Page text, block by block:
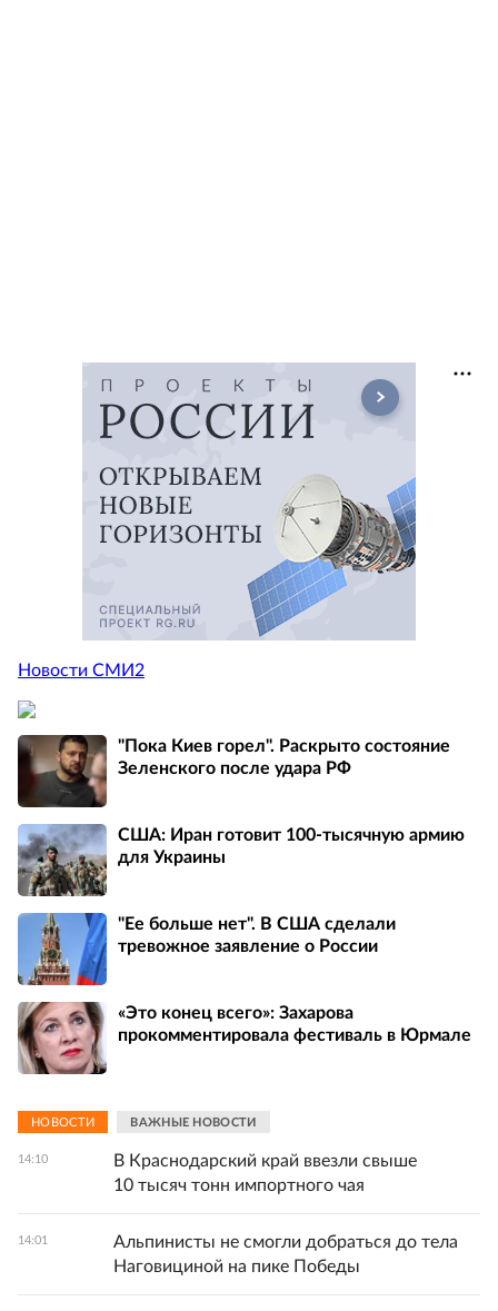
Новости СМИ2
"Пока Киев горел". Раскрыто состояние
Зеленского после удара РФ
США: Иран готовит 100-тысячную армию
для Украины
"Ее больше нет". В США сделали
тревожное заявление о России
«Это конец всего»: Захарова
прокомментировала фестиваль в Юрмале
НОВОСТИ ВАЖНЫЕ НОВОСТИ
14:10
В Краснодарский край ввезли свыше
10 тысяч тонн импортного чая
14:01
Альпинисты не смогли добраться до тела
Наговициной на пике Победы